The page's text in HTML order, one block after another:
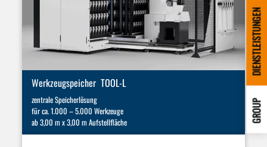
Werkzeugspeicher TOOL-L
zentrale Speicherlösung
für ca. 1.000 – 5.000 Werkzeuge
ab 3,00 m x 3,00 m Aufstellfläche
GROUP
DIENSTLEISTUNGEN